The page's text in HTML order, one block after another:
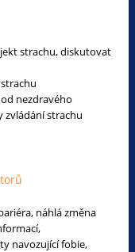
strachu, diskutovat
nezdravého
zvládání strachu
náhlá změna
navozující fobie,